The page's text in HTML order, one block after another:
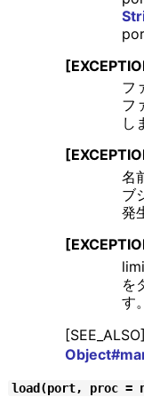
フ
フ
し
名
ブ
発
を
す。
[SEE_ALSO]
load(port, proc =